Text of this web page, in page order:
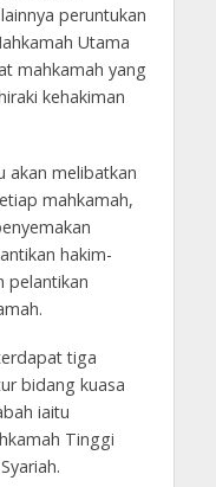
peruntukan
Utama
mahkamah yang
kehakiman
akan melibatkan
mahkamah,
hakim-
pelantikan
tiga
bidang kuasa
iaitu
Tinggi